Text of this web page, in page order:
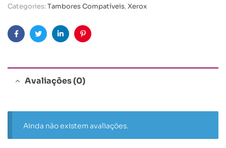
Categories:Tambores Compatíveis,Xerox
FacebookTwitterLinkedinPinterest
Avaliações (0)
Ainda não existem avaliações.